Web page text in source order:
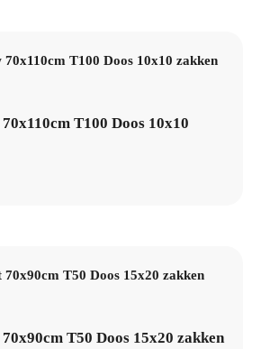
T100 Doos 10x10
T50 Doos 15x20 zakken